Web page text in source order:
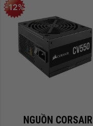
-12%
NGUỒN CORSAIR